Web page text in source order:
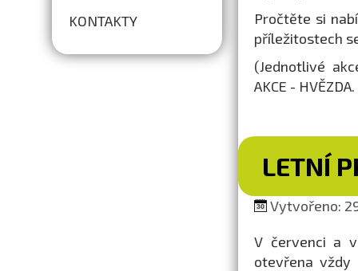
KONTAKTY
Pročtěte si
příležitostech
(Jednotlivé
AKCE -
LETNÍ
Vytvořeno:
V červenci a
otevřena